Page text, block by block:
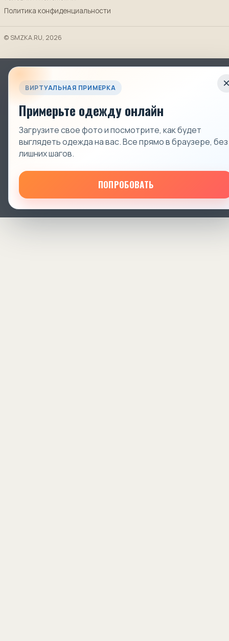
Политика конфиденциальности
© SMZKA.RU, 2026
ВИРТУАЛЬНАЯ ПРИМЕРКА
Примерьте одежду онлайн
Загрузите свое фото и посмотрите, как будет
выглядеть одежда на вас. Все прямо в браузере, без
лишних шагов.
ПОПРОБОВАТЬ